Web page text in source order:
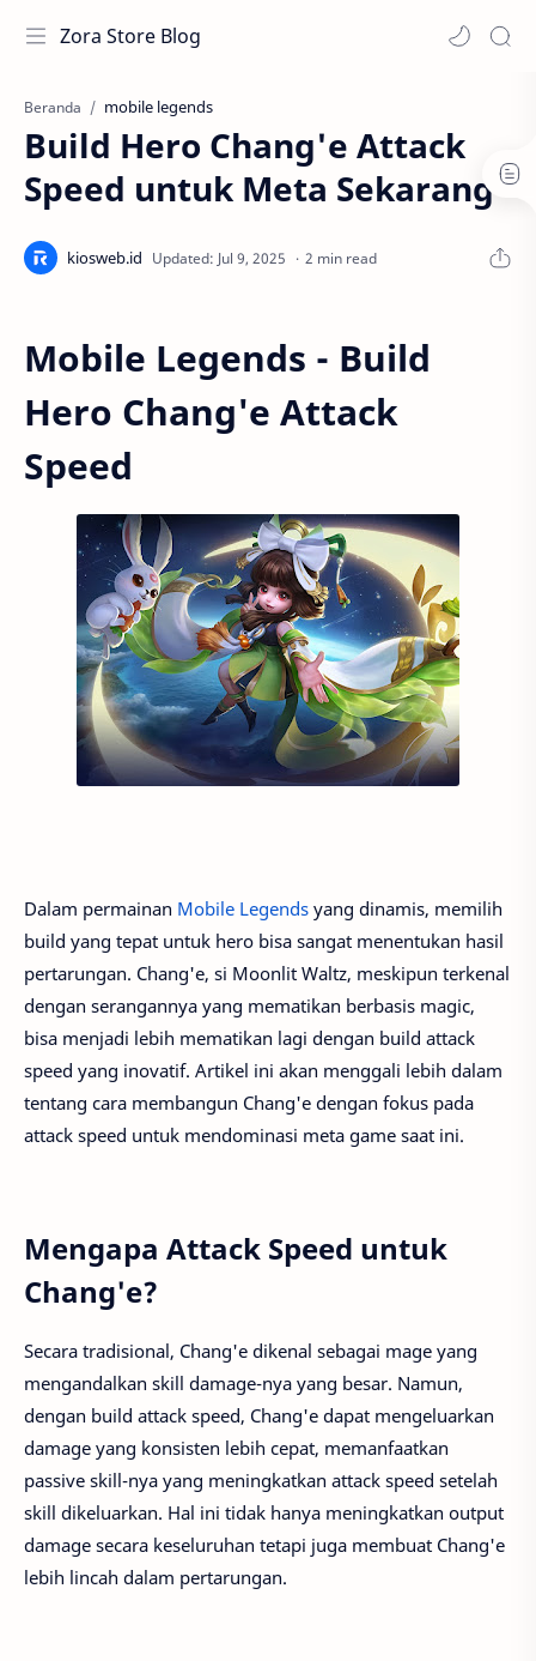
Zora Store Blog
Beranda mobile legends
Build Hero Chang'e Attack
Speed untuk Meta Sekarang
2 min read
Mobile Legends - Build
Hero Chang'e Attack
Speed
Dalam permainan Mobile Legends yang dinamis, memilih
build yang tepat untuk hero bisa sangat menentukan hasil
pertarungan. Chang'e, si Moonlit Waltz, meskipun terkenal
dengan serangannya yang mematikan berbasis magic,
bisa menjadi lebih mematikan lagi dengan build attack
speed yang inovatif. Artikel ini akan menggali lebih dalam
tentang cara membangun Chang'e dengan fokus pada
attack speed untuk mendominasi meta game saat ini.
Mengapa Attack Speed untuk
Chang'e?
Secara tradisional, Chang'e dikenal sebagai mage yang
mengandalkan skill damage-nya yang besar. Namun,
dengan build attack speed, Chang'e dapat mengeluarkan
damage yang konsisten lebih cepat, memanfaatkan
passive skill-nya yang meningkatkan attack speed setelah
skill dikeluarkan. Hal ini tidak hanya meningkatkan output
damage secara keseluruhan tetapi juga membuat Chang'e
lebih lincah dalam pertarungan.